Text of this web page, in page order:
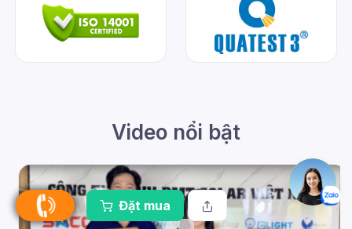
Đặt mua
Video nổi bật